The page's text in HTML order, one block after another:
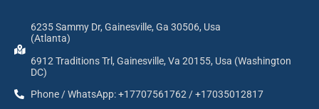
6235 Sammy Dr, Gainesville, Ga 30506, Usa
(Atlanta)
6912 Traditions Trl, Gainesville, Va 20155, Usa (Washington
DC)
Phone / WhatsApp: +17707561762 / +17035012817